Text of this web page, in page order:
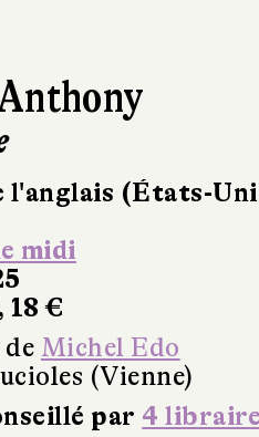
l'anglais (États-
midi
18 €
Michel Edo
(Vienne)
par 4